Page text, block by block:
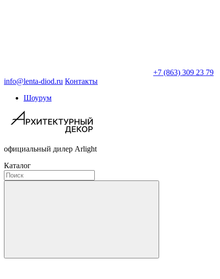
+7 (863) 309 23 79
info@lenta-diod.ru Контакты
Шоурум
официальный дилер Arlight
Каталог